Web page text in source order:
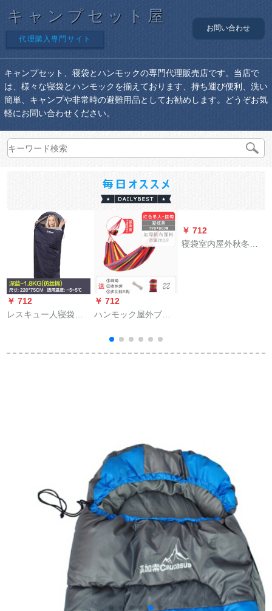
キャンプセット屋
代理購入専門サイト
お問い合わせ
キャンプセット、寝袋とハンモックの専門代理販売店です。当店で
は、様々な寝袋とハンモックを揃えております、持ち運び便利、洗い
簡単、キャンプや非常時の避難用品としてお勧めします。どうぞお気
軽にお問い合わせください。
￥ 712
レスキュー人寝袋大
ブル寝袋1.8 KGディ
￥ 712
ハンモック屋外ブラ
二人の大学生寮の大
人の帆布吊り椅子の
￥ 712
寝袋室内屋外秋冬キ